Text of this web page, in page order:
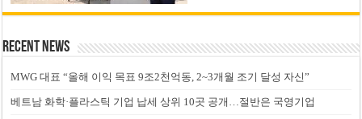
Recent News
MWG 대표 “올해 이익 목표 9조2천억동, 2~3개월 조기 달성 자신”
베트남 화학·플라스틱 기업 납세 상위 10곳 공개…절반은 국영기업